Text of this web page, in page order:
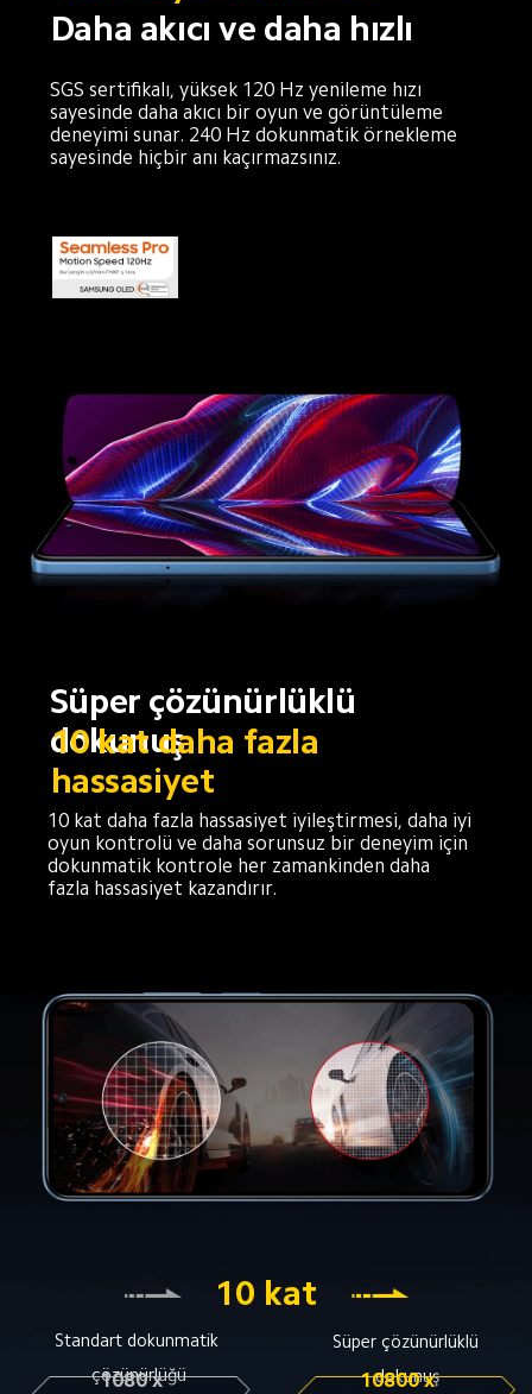
Daha akıcı ve daha hızlı
SGS sertifikalı, yüksek 120 Hz yenileme hızı
sayesinde daha akıcı bir oyun ve görüntüleme
deneyimi sunar. 240 Hz dokunmatik örnekleme
sayesinde hiçbir anı kaçırmazsınız.
Süper çözünürlüklü
dokunuş
10 kat daha fazla
hassasiyet
10 kat daha fazla hassasiyet iyileştirmesi, daha iyi
oyun kontrolü ve daha sorunsuz bir deneyim için
dokunmatik kontrole her zamankinden daha
fazla hassasiyet kazandırır.
10 kat
Süper çözünürlüklü
dokunuş
10800 x
Standart dokunmatik
çözünürlüğü
1080 x